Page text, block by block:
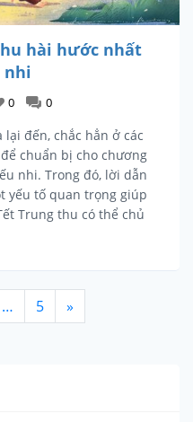
hài hước nhất
nhi
0 0
đến, chắc hẳn ở các
chuẩn bị cho chương
nhi. Trong đó, lời dẫn
yếu tố quan trọng giúp
Trung thu có thể chủ
… 5 »